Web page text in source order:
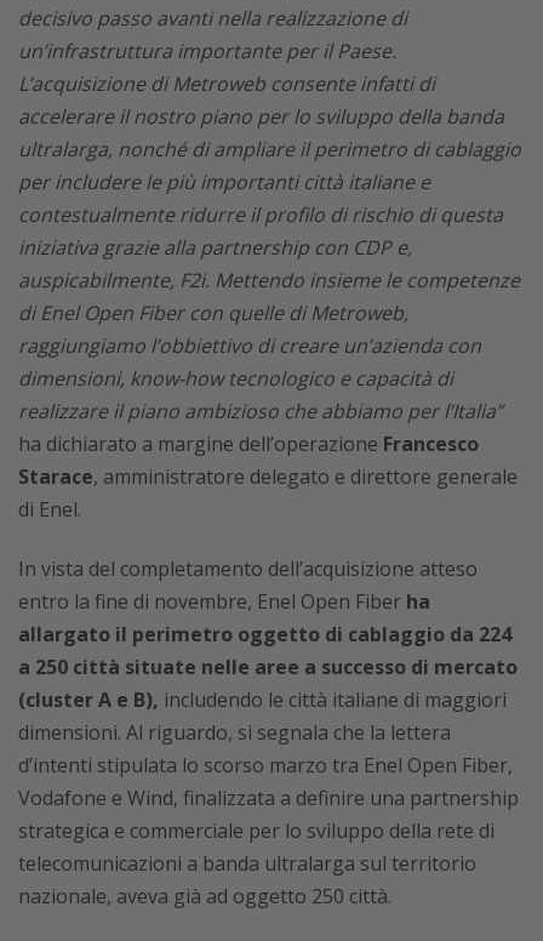
decisivo passo avanti nella realizzazione di
un’infrastruttura importante per il Paese.
L’acquisizione di Metroweb consente infatti di
accelerare il nostro piano per lo sviluppo della banda
ultralarga, nonché di ampliare il perimetro di cablaggio
per includere le più importanti città italiane e
contestualmente ridurre il profilo di rischio di questa
iniziativa grazie alla partnership con CDP e,
auspicabilmente, F2i. Mettendo insieme le competenze
di Enel Open Fiber con quelle di Metroweb,
raggiungiamo l’obbiettivo di creare un’azienda con
dimensioni, know-how tecnologico e capacità di
realizzare il piano ambizioso che abbiamo per l’Italia”
ha dichiarato a margine dell’operazione Francesco
Starace, amministratore delegato e direttore generale
di Enel.
In vista del completamento dell’acquisizione atteso
entro la fine di novembre, Enel Open Fiber ha
allargato il perimetro oggetto di cablaggio da 224
a 250 città situate nelle aree a successo di mercato
(cluster A e B), includendo le città italiane di maggiori
dimensioni. Al riguardo, si segnala che la lettera
d’intenti stipulata lo scorso marzo tra Enel Open Fiber,
Vodafone e Wind, finalizzata a definire una partnership
strategica e commerciale per lo sviluppo della rete di
telecomunicazioni a banda ultralarga sul territorio
nazionale, aveva già ad oggetto 250 città.